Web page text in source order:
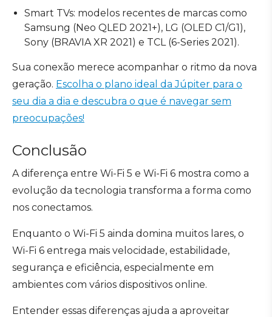
Smart TVs: modelos recentes de marcas como
Samsung (Neo QLED 2021+), LG (OLED C1/G1),
Sony (BRAVIA XR 2021) e TCL (6-Series 2021).
Sua conexão merece acompanhar o ritmo da nova
geração. Escolha o plano ideal da Júpiter para o
seu dia a dia e descubra o que é navegar sem
preocupações!
Conclusão
A diferença entre Wi-Fi 5 e Wi-Fi 6 mostra como a
evolução da tecnologia transforma a forma como
nos conectamos.
Enquanto o Wi-Fi 5 ainda domina muitos lares, o
Wi-Fi 6 entrega mais velocidade, estabilidade,
segurança e eficiência, especialmente em
ambientes com vários dispositivos online.
Entender essas diferenças ajuda a aproveitar